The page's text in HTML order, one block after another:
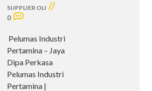
SUPPLIER OLI //
0
Pelumas Industri
Pertamina – Jaya
Dipa Perkasa
Pelumas Industri
Pertamina |